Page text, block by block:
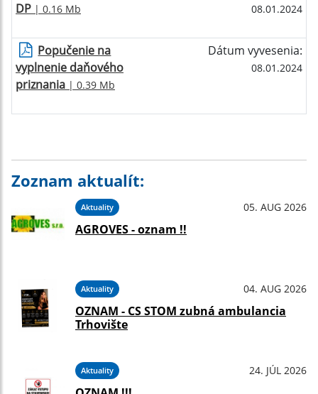
DP | 0.16 Mb 08.01.2024
Popučenie na
vyplnenie daňového
priznania | 0.39 Mb
Dátum vyvesenia:
08.01.2024
Zoznam aktualít:
Aktuality 05. AUG 2026
AGROVES - oznam !!
Aktuality 04. AUG 2026
OZNAM - CS STOM zubná ambulancia
Trhovište
Aktuality 24. JÚL 2026